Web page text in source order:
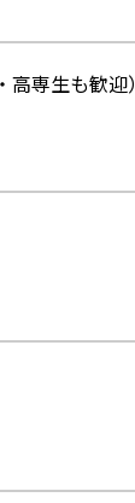
専生も歓迎）